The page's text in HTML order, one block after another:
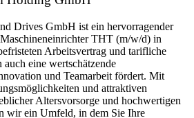
Drives GmbH ist ein hervorragender
THT (m/w/d) in
Arbeitsvertrag und tarifliche
eine wertschätzende
und Teamarbeit fördert. Mit
und attraktiven
Altersvorsorge und hochwertigen
wir ein Umfeld, in dem Sie Ihre